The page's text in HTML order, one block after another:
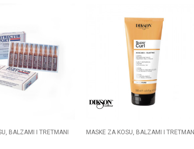
BALZAMI I TRETMANI MASKE ZA KOSU, BALZAMI I TRETMANI